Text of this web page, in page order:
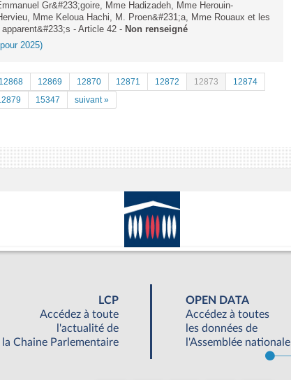
Gr&#233;goire, Mme Hadizadeh, Mme Herouin-
Mme Keloua Hachi, M. Proen&#231;a, Mme Rouaux et les
- Article 42 - Non renseigné
2025)
12868 12869 12870 12871 12872 12873
12874
15347 suivant »
LCP
Accédez à toute
l'actualité de
la Chaine Parlementaire
OPEN DATA
Accédez à toutes
les données de
l'Assemblée nationale